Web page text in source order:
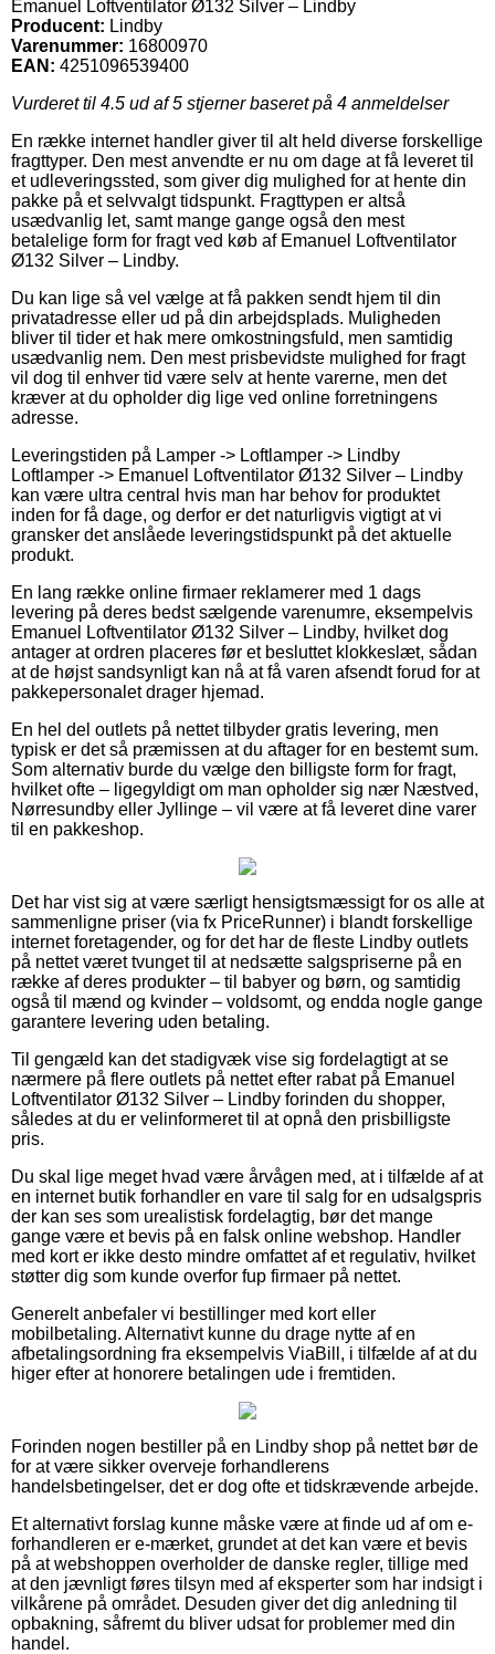
Emanuel Loftventilator Ø132 Silver – Lindby
Producent: Lindby
Varenummer: 16800970
EAN: 4251096539400
Vurderet til 4.5 ud af 5 stjerner baseret på 4 anmeldelser
En række internet handler giver til alt held diverse forskellige
fragttyper. Den mest anvendte er nu om dage at få leveret til
et udleveringssted, som giver dig mulighed for at hente din
pakke på et selvvalgt tidspunkt. Fragttypen er altså
usædvanlig let, samt mange gange også den mest
betalelige form for fragt ved køb af Emanuel Loftventilator
Ø132 Silver – Lindby.
Du kan lige så vel vælge at få pakken sendt hjem til din
privatadresse eller ud på din arbejdsplads. Muligheden
bliver til tider et hak mere omkostningsfuld, men samtidig
usædvanlig nem. Den mest prisbevidste mulighed for fragt
vil dog til enhver tid være selv at hente varerne, men det
kræver at du opholder dig lige ved online forretningens
adresse.
Leveringstiden på Lamper -> Loftlamper -> Lindby
Loftlamper -> Emanuel Loftventilator Ø132 Silver – Lindby
kan være ultra central hvis man har behov for produktet
inden for få dage, og derfor er det naturligvis vigtigt at vi
gransker det anslåede leveringstidspunkt på det aktuelle
produkt.
En lang række online firmaer reklamerer med 1 dags
levering på deres bedst sælgende varenumre, eksempelvis
Emanuel Loftventilator Ø132 Silver – Lindby, hvilket dog
antager at ordren placeres før et besluttet klokkeslæt, sådan
at de højst sandsynligt kan nå at få varen afsendt forud for at
pakkepersonalet drager hjemad.
En hel del outlets på nettet tilbyder gratis levering, men
typisk er det så præmissen at du aftager for en bestemt sum.
Som alternativ burde du vælge den billigste form for fragt,
hvilket ofte – ligegyldigt om man opholder sig nær Næstved,
Nørresundby eller Jyllinge – vil være at få leveret dine varer
til en pakkeshop.
Det har vist sig at være særligt hensigtsmæssigt for os alle at
sammenligne priser (via fx PriceRunner) i blandt forskellige
internet foretagender, og for det har de fleste Lindby outlets
på nettet været tvunget til at nedsætte salgspriserne på en
række af deres produkter – til babyer og børn, og samtidig
også til mænd og kvinder – voldsomt, og endda nogle gange
garantere levering uden betaling.
Til gengæld kan det stadigvæk vise sig fordelagtigt at se
nærmere på flere outlets på nettet efter rabat på Emanuel
Loftventilator Ø132 Silver – Lindby forinden du shopper,
således at du er velinformeret til at opnå den prisbilligste
pris.
Du skal lige meget hvad være årvågen med, at i tilfælde af at
en internet butik forhandler en vare til salg for en udsalgspris
der kan ses som urealistisk fordelagtig, bør det mange
gange være et bevis på en falsk online webshop. Handler
med kort er ikke desto mindre omfattet af et regulativ, hvilket
støtter dig som kunde overfor fup firmaer på nettet.
Generelt anbefaler vi bestillinger med kort eller
mobilbetaling. Alternativt kunne du drage nytte af en
afbetalingsordning fra eksempelvis ViaBill, i tilfælde af at du
higer efter at honorere betalingen ude i fremtiden.
Forinden nogen bestiller på en Lindby shop på nettet bør de
for at være sikker overveje forhandlerens
handelsbetingelser, det er dog ofte et tidskrævende arbejde.
Et alternativt forslag kunne måske være at finde ud af om e-
forhandleren er e-mærket, grundet at det kan være et bevis
på at webshoppen overholder de danske regler, tillige med
at den jævnligt føres tilsyn med af eksperter som har indsigt i
vilkårene på området. Desuden giver det dig anledning til
opbakning, såfremt du bliver udsat for problemer med din
handel.